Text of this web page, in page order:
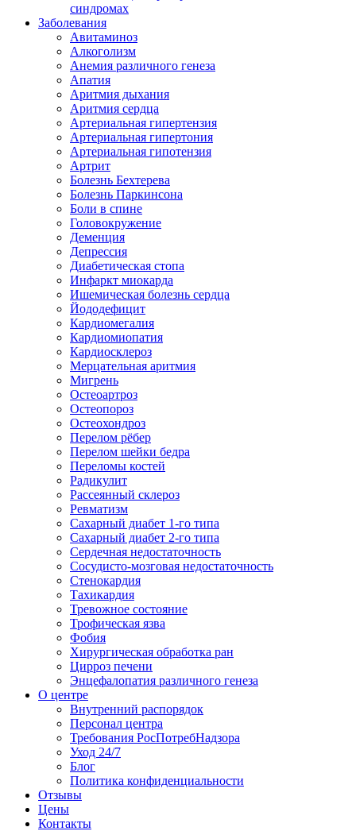
синдромах
Заболевания
Авитаминоз
Алкоголизм
Анемия различного генеза
Апатия
Аритмия дыхания
Аритмия сердца
Артериальная гипертензия
Артериальная гипертония
Артериальная гипотензия
Артрит
Болезнь Бехтерева
Болезнь Паркинсона
Боли в спине
Головокружение
Деменция
Депрессия
Диабетическая стопа
Инфаркт миокарда
Ишемическая болезнь сердца
Йододефицит
Кардиомегалия
Кардиомиопатия
Кардиосклероз
Мерцательная аритмия
Мигрень
Остеоартроз
Остеопороз
Остеохондроз
Перелом рёбер
Перелом шейки бедра
Переломы костей
Радикулит
Рассеянный склероз
Ревматизм
Сахарный диабет 1-го типа
Сахарный диабет 2-го типа
Сердечная недостаточность
Сосудисто-мозговая недостаточность
Стенокардия
Тахикардия
Тревожное состояние
Трофическая язва
Фобия
Хирургическая обработка ран
Цирроз печени
Энцефалопатия различного генеза
О центре
Внутренний распорядок
Персонал центра
Требования РосПотребНадзора
Уход 24/7
Блог
Политика конфиденциальности
Отзывы
Цены
Контакты